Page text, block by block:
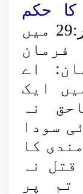
کا حکم
سورۃ النساء آیت نمبر:29 میں
اے
ایک
نہ
سودا
کا
نہ
پر